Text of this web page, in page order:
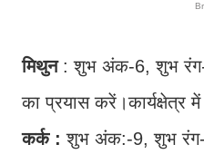
मिथुन : शुभ अंक-6, शुभ
का प्रयास करें।कार्यक्षेत्र
कर्क :शुभ अंक:-9, शुभ रंग-